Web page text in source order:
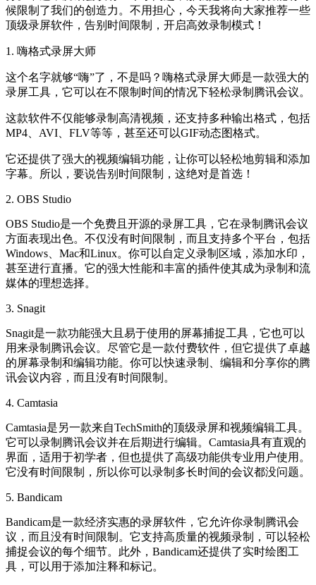
候限制了我们的创造力。不用担心，今天我将向大家推荐一些
顶级录屏软件，告别时间限制，开启高效录制模式！
1. 嗨格式录屏大师
这个名字就够“嗨”了，不是吗？嗨格式录屏大师是一款强大的
录屏工具，它可以在不限制时间的情况下轻松录制腾讯会议。
这款软件不仅能够录制高清视频，还支持多种输出格式，包括
MP4、AVI、FLV等等，甚至还可以GIF动态图格式。
它还提供了强大的视频编辑功能，让你可以轻松地剪辑和添加
字幕。所以，要说告别时间限制，这绝对是首选！
2. OBS Studio
OBS Studio是一个免费且开源的录屏工具，它在录制腾讯会议
方面表现出色。不仅没有时间限制，而且支持多个平台，包括
Windows、Mac和Linux。你可以自定义录制区域，添加水印，
甚至进行直播。它的强大性能和丰富的插件使其成为录制和流
媒体的理想选择。
3. Snagit
Snagit是一款功能强大且易于使用的屏幕捕捉工具，它也可以
用来录制腾讯会议。尽管它是一款付费软件，但它提供了卓越
的屏幕录制和编辑功能。你可以快速录制、编辑和分享你的腾
讯会议内容，而且没有时间限制。
4. Camtasia
Camtasia是另一款来自TechSmith的顶级录屏和视频编辑工具。
它可以录制腾讯会议并在后期进行编辑。Camtasia具有直观的
界面，适用于初学者，但也提供了高级功能供专业用户使用。
它没有时间限制，所以你可以录制多长时间的会议都没问题。
5. Bandicam
Bandicam是一款经济实惠的录屏软件，它允许你录制腾讯会
议，而且没有时间限制。它支持高质量的视频录制，可以轻松
捕捉会议的每个细节。此外，Bandicam还提供了实时绘图工
具，可以用于添加注释和标记。